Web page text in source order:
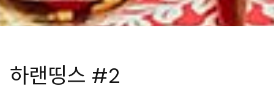
하랜띵스 #2